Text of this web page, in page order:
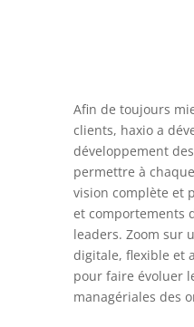
Afin de toujours
clients, haxio a
développement
permettre à
vision complète et
et comportements
leaders. Zoom sur
digitale, flexible et
pour faire évoluer
managériales des